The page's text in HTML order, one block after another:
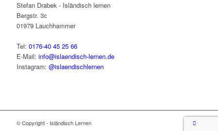
Stefan Drabek - Isländisch lernen
Bergstr. 3c
01979 Lauchhammer
Tel: 0176-40 45 25 66
E-Mail: info@islaendisch-lernen.de
Instagram: @islaendischlernen
© Copyright - Isländisch Lernen